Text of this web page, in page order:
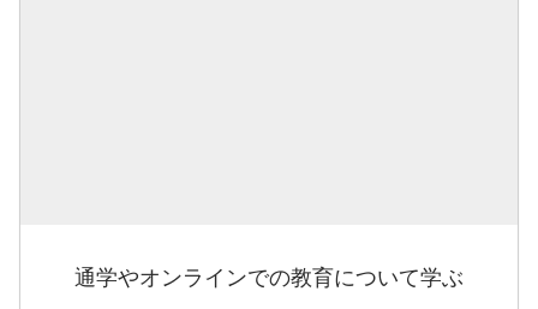
通学やオンラインでの教育について学ぶ